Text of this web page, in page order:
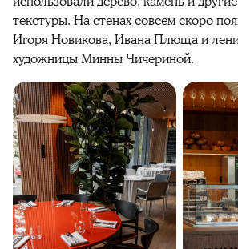
текстуры. На стенах совсем скоро
Игоря Новикова, Ивана Плюща и
художницы Минны Чичериной.